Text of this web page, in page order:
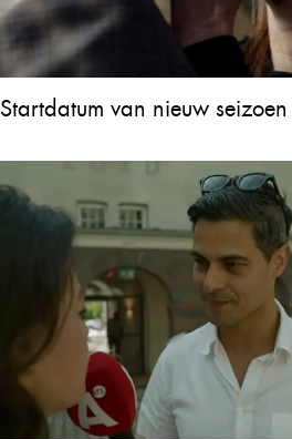
Startdatum van nieuw